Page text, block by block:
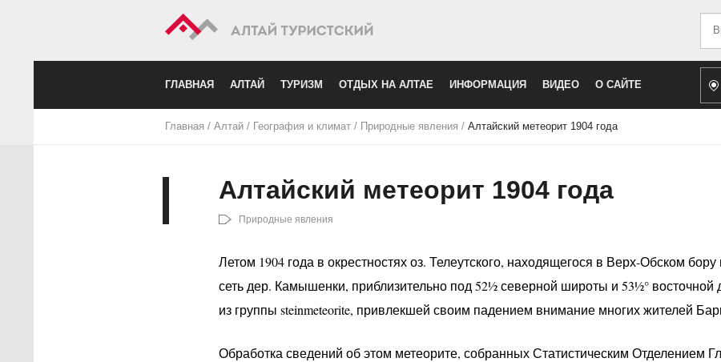
ГЛАВНАЯ АЛТАЙ ТУРИЗМ ОТДЫХ НА АЛТАЕ ИНФОРМАЦИЯ ВИДЕО О САЙТЕ
Главная / Алтай/ География и климат/ Природные явления / Алтайский метеорит 1904 года
Алтайский метеорит 1904 года
Природные явления
Летом 1904 года в окрестностях оз. Телеутского, находящегося в Верх-Обском бору
сеть дер. Камышенки, приблизительно под 52½ северной широты и 53½° восточной
из группы steinmeteorite, привлекшей своим падением внимание многих жителей
Обработка сведений об этом метеорите, собранных Статистическим Отделением